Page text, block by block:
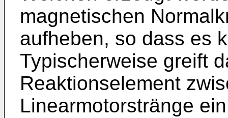
magnetischen
aufheben, so dass es
Typischerweise greift
Reaktionselement
Linearmotorstränge